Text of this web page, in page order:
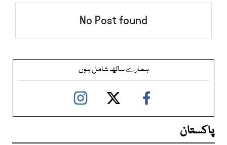
No Post found
ہمارے ساتھ شامل ہوں
پاکستان